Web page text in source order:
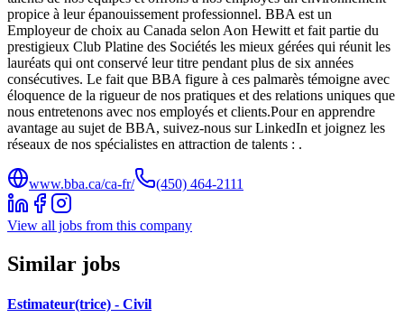
propice à leur épanouissement professionnel. BBA est un
Employeur de choix au Canada selon Aon Hewitt et fait partie du
prestigieux Club Platine des Sociétés les mieux gérées qui réunit les
lauréats qui ont conservé leur titre pendant plus de six années
consécutives. Le fait que BBA figure à ces palmarès témoigne avec
éloquence de la rigueur de nos pratiques et des relations uniques que
nous entretenons avec nos employés et clients.Pour en apprendre
avantage au sujet de BBA, suivez-nous sur LinkedIn et joignez les
réseaux de nos spécialistes en attraction de talents : .
www.bba.ca/ca-fr/ (450) 464-2111
View all jobs from this company
Similar jobs
Estimateur(trice) - Civil